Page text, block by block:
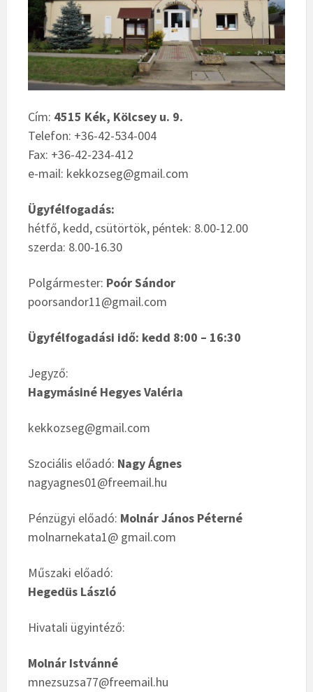
Cím: 4515 Kék, Kölcsey u. 9.
Telefon: +36-42-534-004
Fax: +36-42-234-412
e-mail: kekkozseg@gmail.com
Ügyfélfogadás:
hétfő, kedd, csütörtök, péntek: 8.00-12.00
szerda: 8.00-16.30
Polgármester: Poór Sándor
poorsandor11@gmail.com
Ügyfélfogadási idő: kedd 8:00 – 16:30
Jegyző:
Hagymásiné Hegyes Valéria
kekkozseg@gmail.com
Szociális előadó: Nagy Ágnes
nagyagnes01@freemail.hu
Pénzügyi előadó: Molnár János Péterné
molnarnekata1@ gmail.com
Műszaki előadó:
Hegedüs László
Hivatali ügyintéző:
Molnár Istvánné
mnezsuzsa77@freemail.hu